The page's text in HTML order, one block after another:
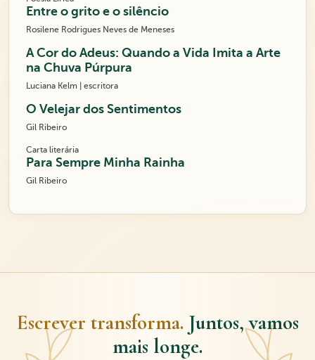
Entre o grito e o silêncio
Rosilene Rodrigues Neves de Meneses
A Cor do Adeus: Quando a Vida Imita a Arte
na Chuva Púrpura
Luciana Kelm | escritora
O Velejar dos Sentimentos
Gil Ribeiro
Carta literária
Para Sempre Minha Rainha
Gil Ribeiro
Escrever transforma. Juntos, vamos
mais longe.